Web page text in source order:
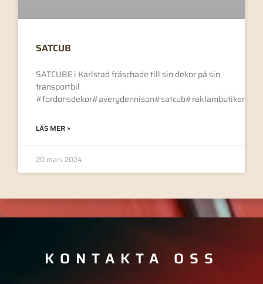
SATCUB
SATCUBE i Karlstad fräschade till sin dekor på sin
transportbil
LÄS MER »
20 mars 2024
KONTAKTA OSS